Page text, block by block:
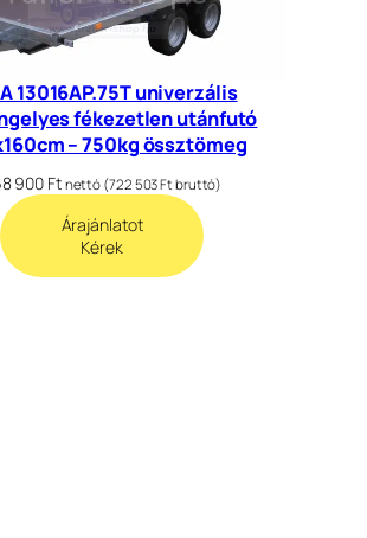
13016AP.75T univerzális
fékezetlen utánfutó
– 750kg össztömeg
900 Ft nettó (722 503Ft bruttó)
Árajánlatot
Kérek